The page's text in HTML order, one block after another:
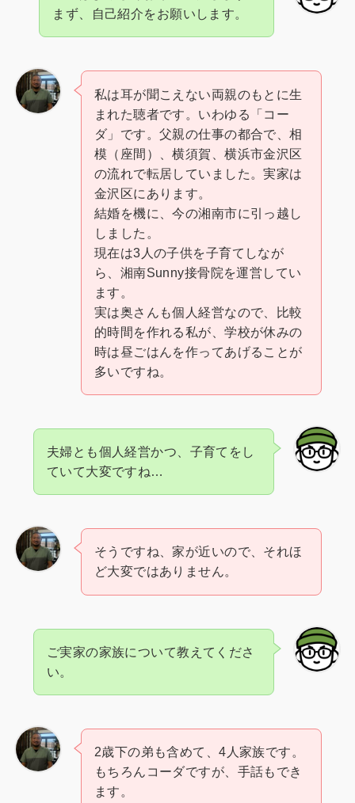
まず、自己紹介をお願いします。
私は耳が聞こえない両親のもとに生
まれた聴者です。いわゆる「コー
ダ」です。父親の仕事の都合で、相
模（座間）、横須賀、横浜市金沢区
の流れで転居していました。実家は
金沢区にあります。
結婚を機に、今の湘南市に引っ越し
しました。
現在は3人の子供を子育てしなが
ら、湘南Sunny接骨院を運営してい
ます。
実は奥さんも個人経営なので、比較
的時間を作れる私が、学校が休みの
時は昼ごはんを作ってあげることが
多いですね。
夫婦とも個人経営かつ、子育てをし
ていて大変ですね…
そうですね、家が近いので、それほ
ど大変ではありません。
ご実家の家族について教えてくださ
い。
2歳下の弟も含めて、4人家族です。
もちろんコーダですが、手話もでき
ます。